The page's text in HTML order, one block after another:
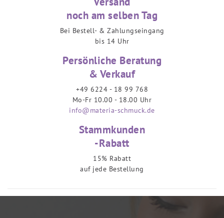
noch am selben Tag
Bei Bestell- & Zahlungseingang
bis 14 Uhr
Persönliche Beratung
& Verkauf
+49 6224 - 18 99 768
Mo-Fr 10.00 - 18.00 Uhr
info@materia-schmuck.de
Stammkunden
-Rabatt
15% Rabatt
auf jede Bestellung